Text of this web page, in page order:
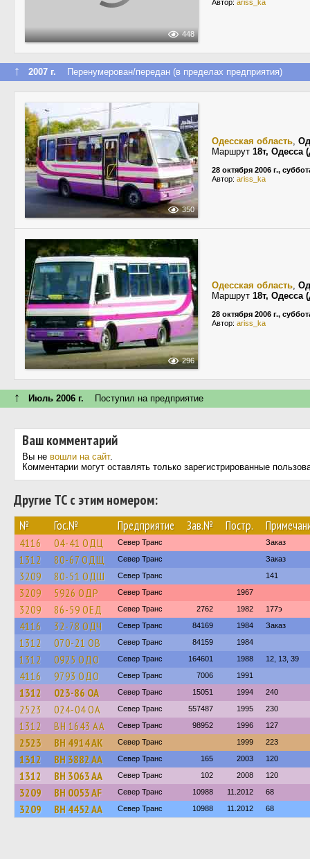
448
Автор: ariss_ka
↑ 2007 г. Перенумерован/передан (в пределах предприятия)
350
Одесская область,
Маршрут 18т,
28 октября 2006 г.,
Автор: ariss_ka
296
Одесская область,
Маршрут 18т,
28 октября 2006 г.,
Автор: ariss_ka
↑ Июль 2006 г. Поступил на предприятие
Ваш комментарий
Вы не вошли на сайт.
Комментарии могут оставлять только зарегистрированные
Другие ТС с этим номером:
№ Гос.№ Предприятие Зав.№ Постр.
4116 04-41 ОДЦ Север Транс Заказ
1312 80-67 ОДЩ Север Транс Заказ
3209 80-51 ОДШ Север Транс 141
3209 5926 ОДР Север Транс 1967
3209 86-59 ОЕД Север Транс 2762 1982 177э
4116 32-78 ОДЧ Север Транс 84169 1984 Заказ
1312 070-21 ОВ Север Транс 84159 1984
1312 0925 ОДО Север Транс 164601 1988 12, 13, 39
4116 9793 ОДО Север Транс 7006 1991
1312 023-86 ОА Север Транс 15051 1994 240
2523 024-04 ОА Север Транс 557487 1995 230
1312 BH 1643 AA Север Транс 98952 1996 127
2523 BH 4914 AK Север Транс 1999 223
1312 BH 3882 AA Север Транс 165 2003 120
1312 BH 3063 AA Север Транс 102 2008 120
3209 BH 0053 AF Север Транс 10988 11.2012 68
3209 BH 4452 AA Север Транс 10988 11.2012 68